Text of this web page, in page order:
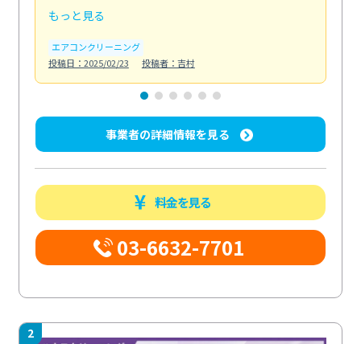
もっと見る
エアコンクリーニング
投稿日：2025/02/23
投稿者：吉村
事業者の詳細情報を見る
料金を見る
03-6632-7701
2